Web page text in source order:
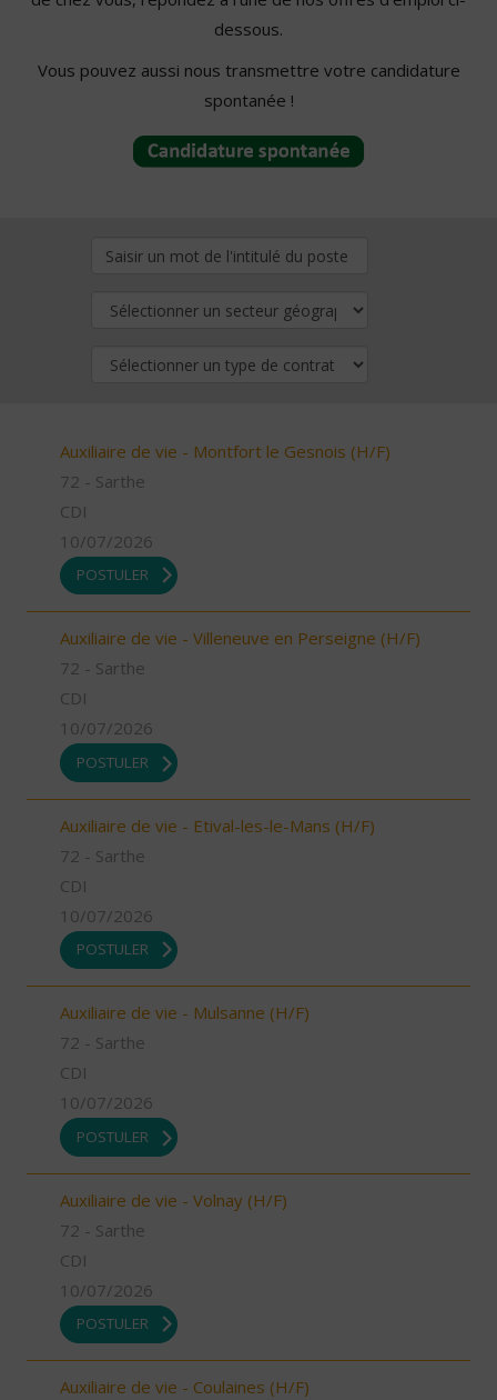
dessous.
Vous pouvez aussi nous transmettre votre candidature
spontanée !
Auxiliaire de vie - Montfort le Gesnois (H/F)
72 - Sarthe
CDI
10/07/2026
POSTULER
Auxiliaire de vie - Villeneuve en Perseigne (H/F)
72 - Sarthe
CDI
10/07/2026
POSTULER
Auxiliaire de vie - Etival-les-le-Mans (H/F)
72 - Sarthe
CDI
10/07/2026
POSTULER
Auxiliaire de vie - Mulsanne (H/F)
72 - Sarthe
CDI
10/07/2026
POSTULER
Auxiliaire de vie - Volnay (H/F)
72 - Sarthe
CDI
10/07/2026
POSTULER
Auxiliaire de vie - Coulaines (H/F)